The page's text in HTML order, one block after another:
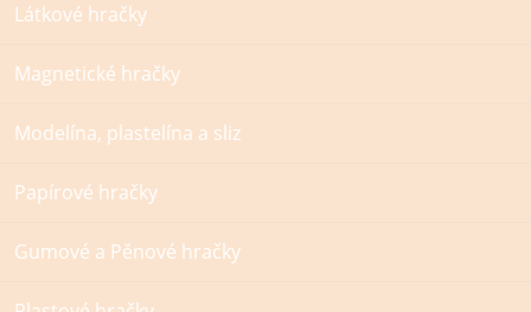
Látkové hračky
Magnetické hračky
Modelína, plastelína a sliz
Papírové hračky
Gumové a Pěnové hračky